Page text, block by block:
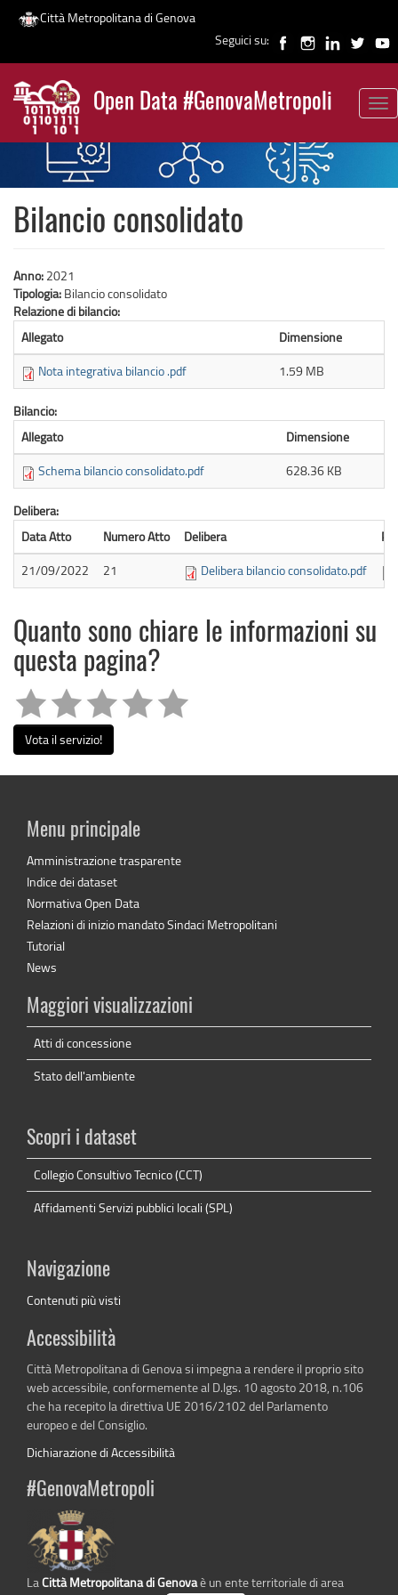
Salta
contenuto
principale
Città Metropolitana di Genova
Seguici su:
Open Data #GenovaMetropoli
News
Bilancio consolidato
Anno: 2021
Tipologia: Bilancio consolidato
Relazione di bilancio:
Allegato
Dimensione
Nota integrativa bilancio .pdf
1.59 MB
Bilancio:
Allegato
Dimensione
Schema bilancio consolidato.pdf
628.36 KB
Delibera:
Data Atto
Numero Atto Delibera
21/09/2022
21 Delibera bilancio consolidato.pdf
Quanto sono chiare le informazioni su
questa pagina?
Vota il servizio!
Menu principale
Amministrazione trasparente
Indice dei dataset
Normativa Open Data
Relazioni di inizio mandato Sindaci Metropolitani
Tutorial
News
Maggiori visualizzazioni
Atti di concessione
Stato dell'ambiente
Scopri i dataset
Collegio Consultivo Tecnico (CCT)
Affidamenti Servizi pubblici locali (SPL)
Navigazione
Contenuti più visti
Accessibilità
Città Metropolitana di Genova si impegna a rendere il proprio sito
web accessibile, conformemente al D.lgs. 10 agosto 2018, n.106
che ha recepito la direttiva UE 2016/2102 del Parlamento
europeo e del Consiglio.
Dichiarazione di Accessibilità
#GenovaMetropoli
LaCittà Metropolitana di Genovaè un ente territoriale di area